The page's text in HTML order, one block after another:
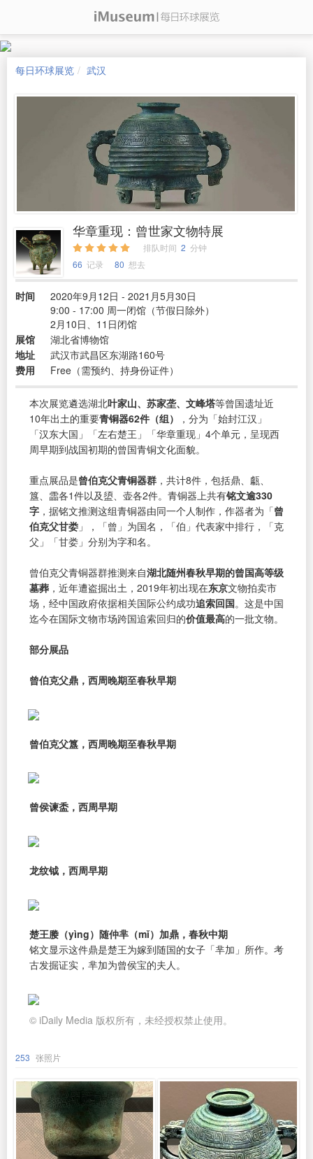
每日环球展览 武汉
华章重现：曾世家文物特展
排队时间 2 分钟
66 记录 80 想去
时间
2020年9月12日 - 2021月5月30日
9:00 - 17:00 周一闭馆（节假日除外）
2月10日、11日闭馆
展馆
湖北省博物馆
地址
武汉市武昌区东湖路160号
费用
Free（需预约、持身份证件）
本次展览遴选湖北叶家山、苏家垄、文峰塔等曾国遗址近
10年出土的重要青铜器62件（组）
，分为「始封江汉」
「汉东大国」「左右楚王」「华章重现」4个单元，呈现西
周早期到战国初期的曾国青铜文化面貌。
重点展品是曾伯克父青铜器群 ，共计8件，包括鼎、甗、
簋、霝各1件以及盨、壶各2件。青铜器上共有铭文逾330
字 ，据铭文推测这组青铜器由同一个人制作，作器者为「曾
伯克父甘娄 」，「曾」为国名，「伯」代表家中排行，「克
父」「甘娄」分别为字和名。
曾伯克父青铜器群推测来自湖北随州春秋早期的曾国高等级
墓葬 ，近年遭盗掘出土，2019年初出现在东京文物拍卖市
场，经中国政府依据相关国际公约成功追索回国。这是中国
迄今在国际文物市场跨国追索回归的价值最高的一批文物。
部分展品
曾伯克父鼎，西周晚期至春秋早期
曾伯克父簋，西周晚期至春秋早期
曾侯谏盉，西周早期
龙纹钺，西周早期
楚王媵（yìng）随仲芈（mǐ）加鼎，春秋中期
铭文显示这件鼎是楚王为嫁到随国的女子「芈加」所作。考
古发掘证实，芈加为曾侯宝的夫人。
© iDaily Media 版权所有，未经授权禁止使用。
253 张照片